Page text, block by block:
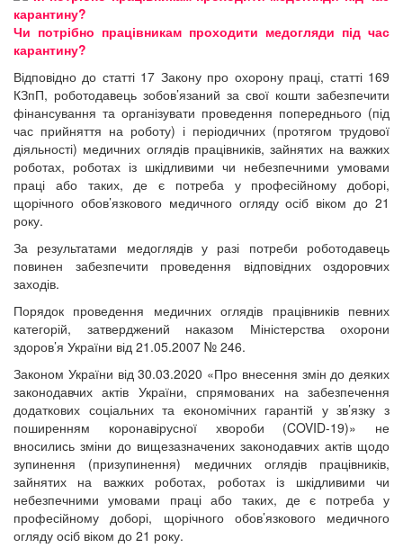
Чи потрібно працівникам проходити медогляди під час
карантину?
Відповідно до статті 17 Закону про охорону праці, статті 169
КЗпП, роботодавець зобов’язаний за свої кошти забезпечити
фінансування та організувати проведення попереднього (під
час прийняття на роботу) і періодичних (протягом трудової
діяльності) медичних оглядів працівників, зайнятих на важких
роботах, роботах із шкідливими чи небезпечними умовами
праці або таких, де є потреба у професійному доборі,
щорічного обов’язкового медичного огляду осіб віком до 21
року.
За результатами медоглядів у разі потреби роботодавець
повинен забезпечити проведення відповідних оздоровчих
заходів.
Порядок проведення медичних оглядів працівників певних
категорій, затверджений наказом Міністерства охорони
здоров’я України від 21.05.2007 № 246.
Законом України від 30.03.2020 «Про внесення змін до деяких
законодавчих актів України, спрямованих на забезпечення
додаткових соціальних та економічних гарантій у зв’язку з
поширенням коронавірусної хвороби (COVID-19)» не
вносились зміни до вищезазначених законодавчих актів щодо
зупинення (призупинення) медичних оглядів працівників,
зайнятих на важких роботах, роботах із шкідливими чи
небезпечними умовами праці або таких, де є потреба у
професійному доборі, щорічного обов’язкового медичного
огляду осіб віком до 21 року.